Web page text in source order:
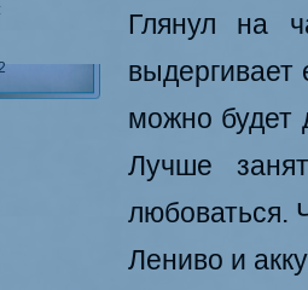
Глянул на
можно будет
Лучше
любоваться.
Лениво и